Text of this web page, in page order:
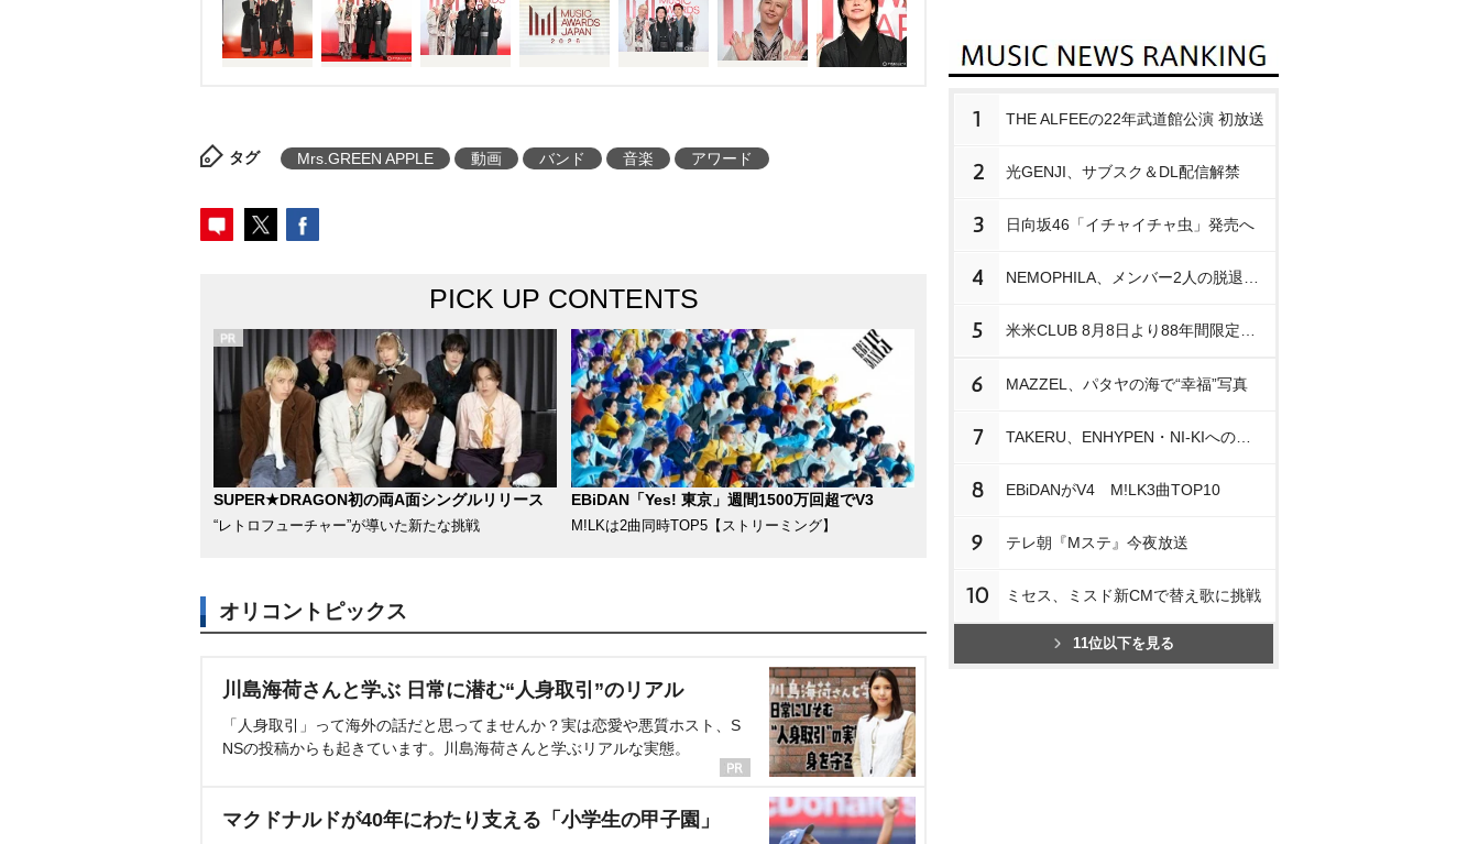
未来を灯す。」をコンセプトに掲げる。昨年京都で初開
催された。
タグ Mrs.GREEN APPLE 動画 バンド 音楽 アワード
PICK UP CONTENTS
SUPER★DRAGON初の両A面シングルリリース
“レトロフューチャー”が導いた新たな挑戦
EBiDAN「Yes! 東京」週間1500万回超でV3
M!LKは2曲同時TOP5【ストリーミング】
オリコントピックス
川島海荷さんと学ぶ 日常に潜む“人身取引”のリアル
「人身取引」って海外の話だと思ってませんか？実は恋愛や悪質ホスト、S
NSの投稿からも起きています。川島海荷さんと学ぶリアルな実態。
マクドナルドが40年にわたり支える「小学生の甲子園」
1 THE ALFEEの22年武道館公演 初放送
2 光GENJI、サブスク＆DL配信解禁
3 日向坂46「イチャイチャ虫」発売へ
4
5
6 MAZZEL、パタヤの海で“幸福”写真
7
8 EBiDANがV4 M!LK3曲TOP10
9 テレ朝『Mステ』今夜放送
10 ミセス、ミスド新CMで替え歌に挑戦
11位以下を見る